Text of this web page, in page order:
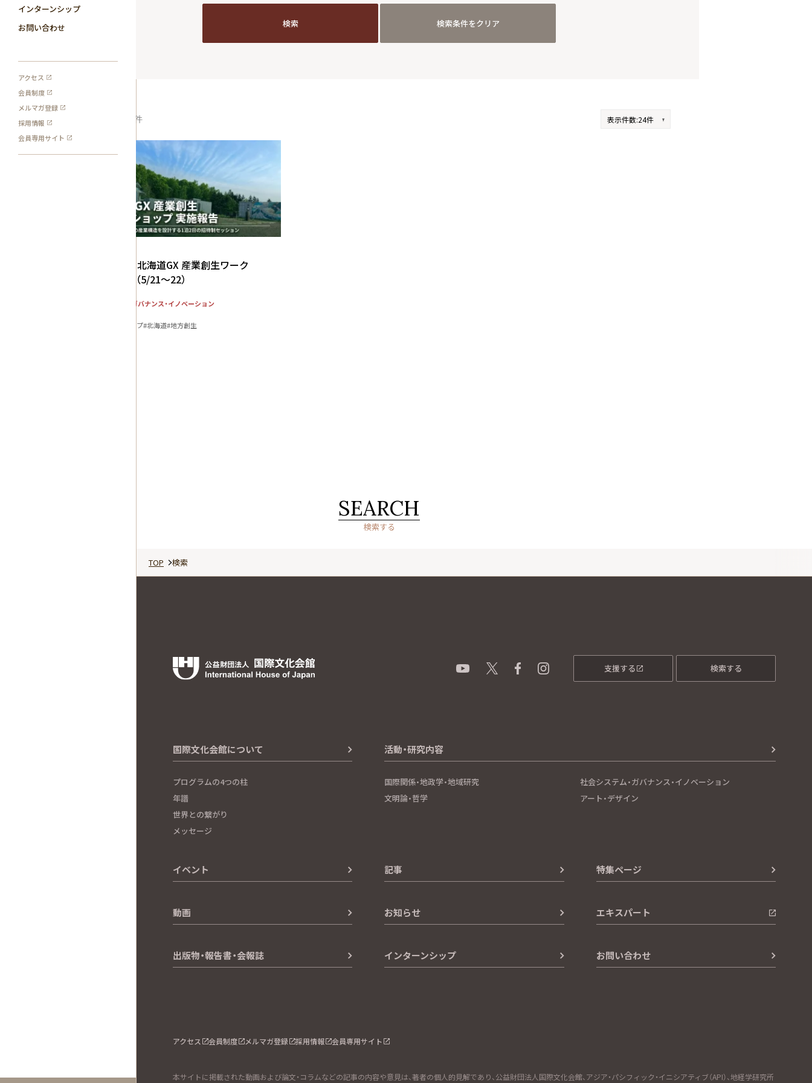
インターンシップ
お問い合わせ
アクセス
会員制度
メルマガ登録
採用情報
会員専用サイト
SEARCH
検索する
検索
検索条件をクリア
件
【実施報告】北海道GX 産業創生ワーク
ショップ （5/21～22）
社会システム・ガバナンス・イノベーション
#ワークショプ#北海道#地方創生
TOP 検索
支援する 検索する
国際文化会館について
プログラムの4つの柱
年譜
世界との繋がり
メッセージ
活動・研究内容
国際関係・地政学・地域研究
社会システム・ガバナンス・イノベーション
文明論・哲学
アート・デザイン
イベント 記事 特集ページ
動画 お知らせ エキスパート
出版物・報告書・会報誌 インターンシップ お問い合わせ
アクセス 会員制度 メルマガ登録 採用情報 会員専用サイト
本サイトに掲載された動画および論文・コラムなどの記事の内容や意見は、著者の個人的見解であり、公益財団法人国際文化会館、アジア・パシフィック・イニシアティブ（API）、地経学研究所